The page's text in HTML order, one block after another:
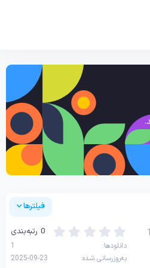
فیلترها
0
0
0 رتبه‌بندی
دانلودها
1
به‌روزرسانی شده
2025-09-23